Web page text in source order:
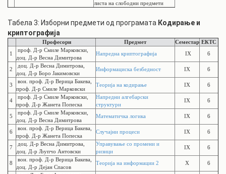
листа на слободни предмети
Табела 3: Изборни предмети од програмата Кодирање и
криптографија
Професори Предмет Семестар ЕКТС
1
проф. Д-р Смиле Марковски,
доц. Д-р Весна Димитрова
Напредна криптографија IX 6
2
доц. Д-р Весна Димитрова,
доц. Д-р Боро Јакимовски
Информациска безбедност IX 6
3
вон. проф. Д-р Верица Бакева,
проф. Д-р Смиле Марковски
Теорија на кодирање IX 6
4
проф. Д-р Смиле Марковски,
проф. Д-р Жанета Попеска
Напредни алгебарски
структури
IX 6
5
проф. Д-р Смиле Марковски,
доц. Д-р Весна Димитрова
Математичка логика IX 6
6
вон. проф. Д-р Верица Бакева,
проф. Д-р Жанета Попеска
Случајни процеси IX 6
7
доц. Д-р Весна Димитрова,
доц. Д-р Љупчо Антовски
Управување со промени и
ризици
IX 6
8
вон. проф. Д-р Верица Бакева,
доц. Д-р Дејан Спасов
Теорија на информации 2 X 6